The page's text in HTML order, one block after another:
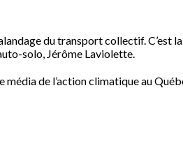
du transport collectif. C’est la
solo, Jérôme Laviolette.
média de l’action climatique au